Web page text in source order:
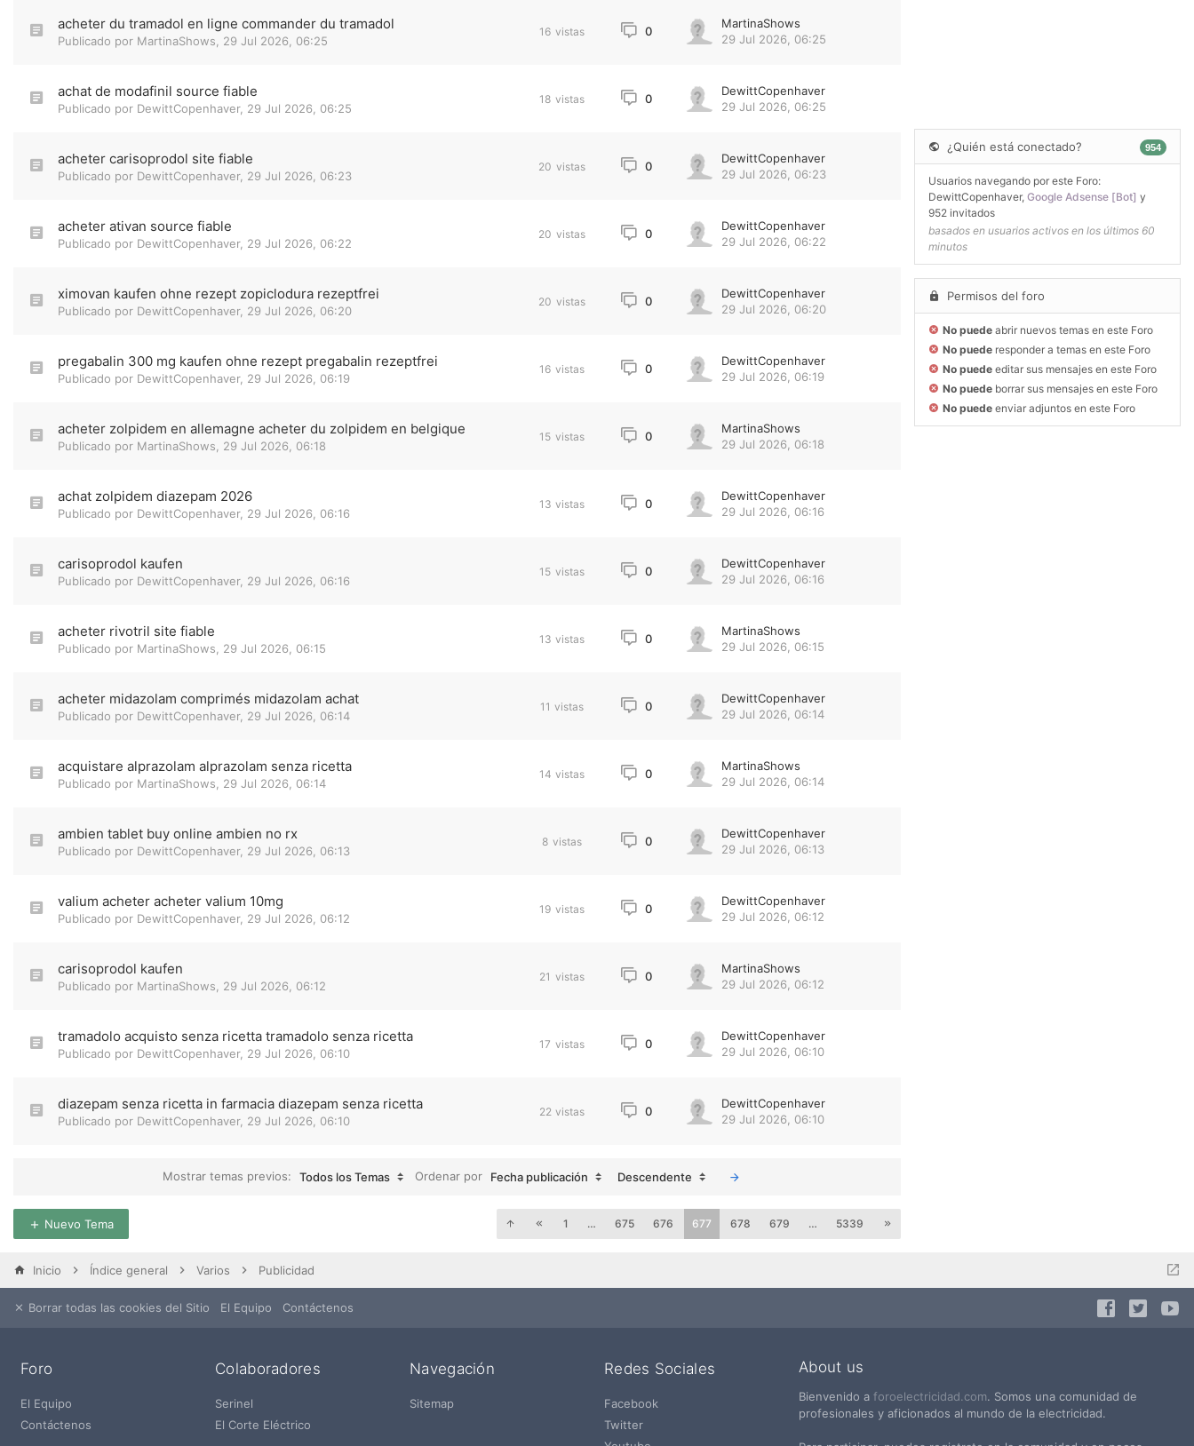
acheter du tramadol en ligne commander du tramadol
Publicado por MartinaShows 29 Jul 2026, 06:25
16 vistas 0
MartinaShows
29 Jul 2026, 06:25
achat de modafinil source fiable
Publicado por DewittCopenhaver, 29 Jul 2026, 06:25
18 vistas 0
DewittCopenhaver
29 Jul 2026, 06:25
acheter carisoprodol site fiable
Publicado por DewittCopenhaver, 29 Jul 2026, 06:23
20 vistas 0
DewittCopenhaver
29 Jul 2026, 06:23
acheter ativan source fiable
Publicado por DewittCopenhaver, 29 Jul 2026, 06:22
20 vistas 0
DewittCopenhaver
29 Jul 2026, 06:22
ximovan kaufen ohne rezept zopiclodura rezeptfrei
Publicado por DewittCopenhaver, 29 Jul 2026, 06:20
20 vistas 0
DewittCopenhaver
29 Jul 2026, 06:20
pregabalin 300 mg kaufen ohne rezept pregabalin rezeptfrei
Publicado por DewittCopenhaver, 29 Jul 2026, 06:19
16 vistas 0
DewittCopenhaver
29 Jul 2026, 06:19
acheter zolpidem en allemagne acheter du zolpidem en belgique
Publicado por MartinaShows 29 Jul 2026, 06:18
15 vistas 0
MartinaShows
29 Jul 2026, 06:18
achat zolpidem diazepam 2026
Publicado por DewittCopenhaver, 29 Jul 2026, 06:16
13 vistas 0
DewittCopenhaver
29 Jul 2026, 06:16
carisoprodol kaufen
Publicado por DewittCopenhaver, 29 Jul 2026, 06:16
15 vistas 0
DewittCopenhaver
29 Jul 2026, 06:16
acheter rivotril site fiable
Publicado por MartinaShows 29 Jul 2026, 06:15
13 vistas 0
MartinaShows
29 Jul 2026, 06:15
acheter midazolam comprimés midazolam achat
Publicado por DewittCopenhaver, 29 Jul 2026, 06:14
11 vistas 0
DewittCopenhaver
29 Jul 2026, 06:14
acquistare alprazolam alprazolam senza ricetta
Publicado por MartinaShows 29 Jul 2026, 06:14
14 vistas 0
MartinaShows
29 Jul 2026, 06:14
ambien tablet buy online ambien no rx
Publicado por DewittCopenhaver, 29 Jul 2026, 06:13
8 vistas 0
DewittCopenhaver
29 Jul 2026, 06:13
valium acheter acheter valium 10mg
Publicado por DewittCopenhaver, 29 Jul 2026, 06:12
19 vistas 0
DewittCopenhaver
29 Jul 2026, 06:12
carisoprodol kaufen
Publicado por MartinaShows 29 Jul 2026, 06:12
21 vistas 0
MartinaShows
29 Jul 2026, 06:12
tramadolo acquisto senza ricetta tramadolo senza ricetta
Publicado por DewittCopenhaver, 29 Jul 2026, 06:10
17 vistas 0
DewittCopenhaver
29 Jul 2026, 06:10
diazepam senza ricetta in farmacia diazepam senza ricetta
Publicado por DewittCopenhaver, 29 Jul 2026, 06:10
22 vistas 0
DewittCopenhaver
29 Jul 2026, 06:10
Mostrar temas previos: Todos los Temas Ordenar por Fecha publicación Descendente
Nuevo Tema 1 … 675 676 677 678 679 … 5339
¿Quién está conectado? 954
Usuarios navegando por este Foro:
DewittCopenhaver, Google Adsense [Bot] y
952 invitados
basados en usuarios activos en los últimos 60
minutos
Permisos del foro
No puede abrir nuevos temas en este Foro
No puede responder a temas en este Foro
No puede editar sus mensajes en este Foro
No puede borrar sus mensajes en este Foro
No puede enviar adjuntos en este Foro
Inicio Índice general Varios Publicidad
Borrar todas las cookies del Sitio El Equipo Contáctenos
Foro
El Equipo
Contáctenos
Colaboradores
Serinel
El Corte Eléctrico
Navegación
Sitemap
Redes Sociales
Facebook
Twitter
About us
Bienvenido a foroelectricidad.com. Somos una comunidad de
profesionales y aficionados al mundo de la electricidad.